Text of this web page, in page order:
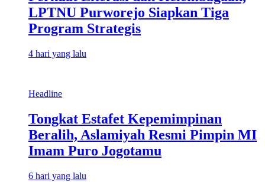
LPTNU Purworejo Siapkan Tiga
Program Strategis
4 hari yang lalu
Headline
Tongkat Estafet Kepemimpinan
Beralih, Aslamiyah Resmi Pimpin MI
Imam Puro Jogotamu
6 hari yang lalu